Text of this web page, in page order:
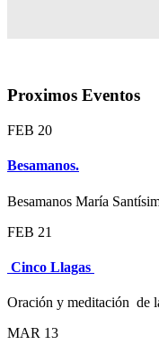
Proximos Eventos
FEB 20
Besamanos.
Besamanos María
FEB 21
Cinco Llagas
Oración y meditación de
MAR 13